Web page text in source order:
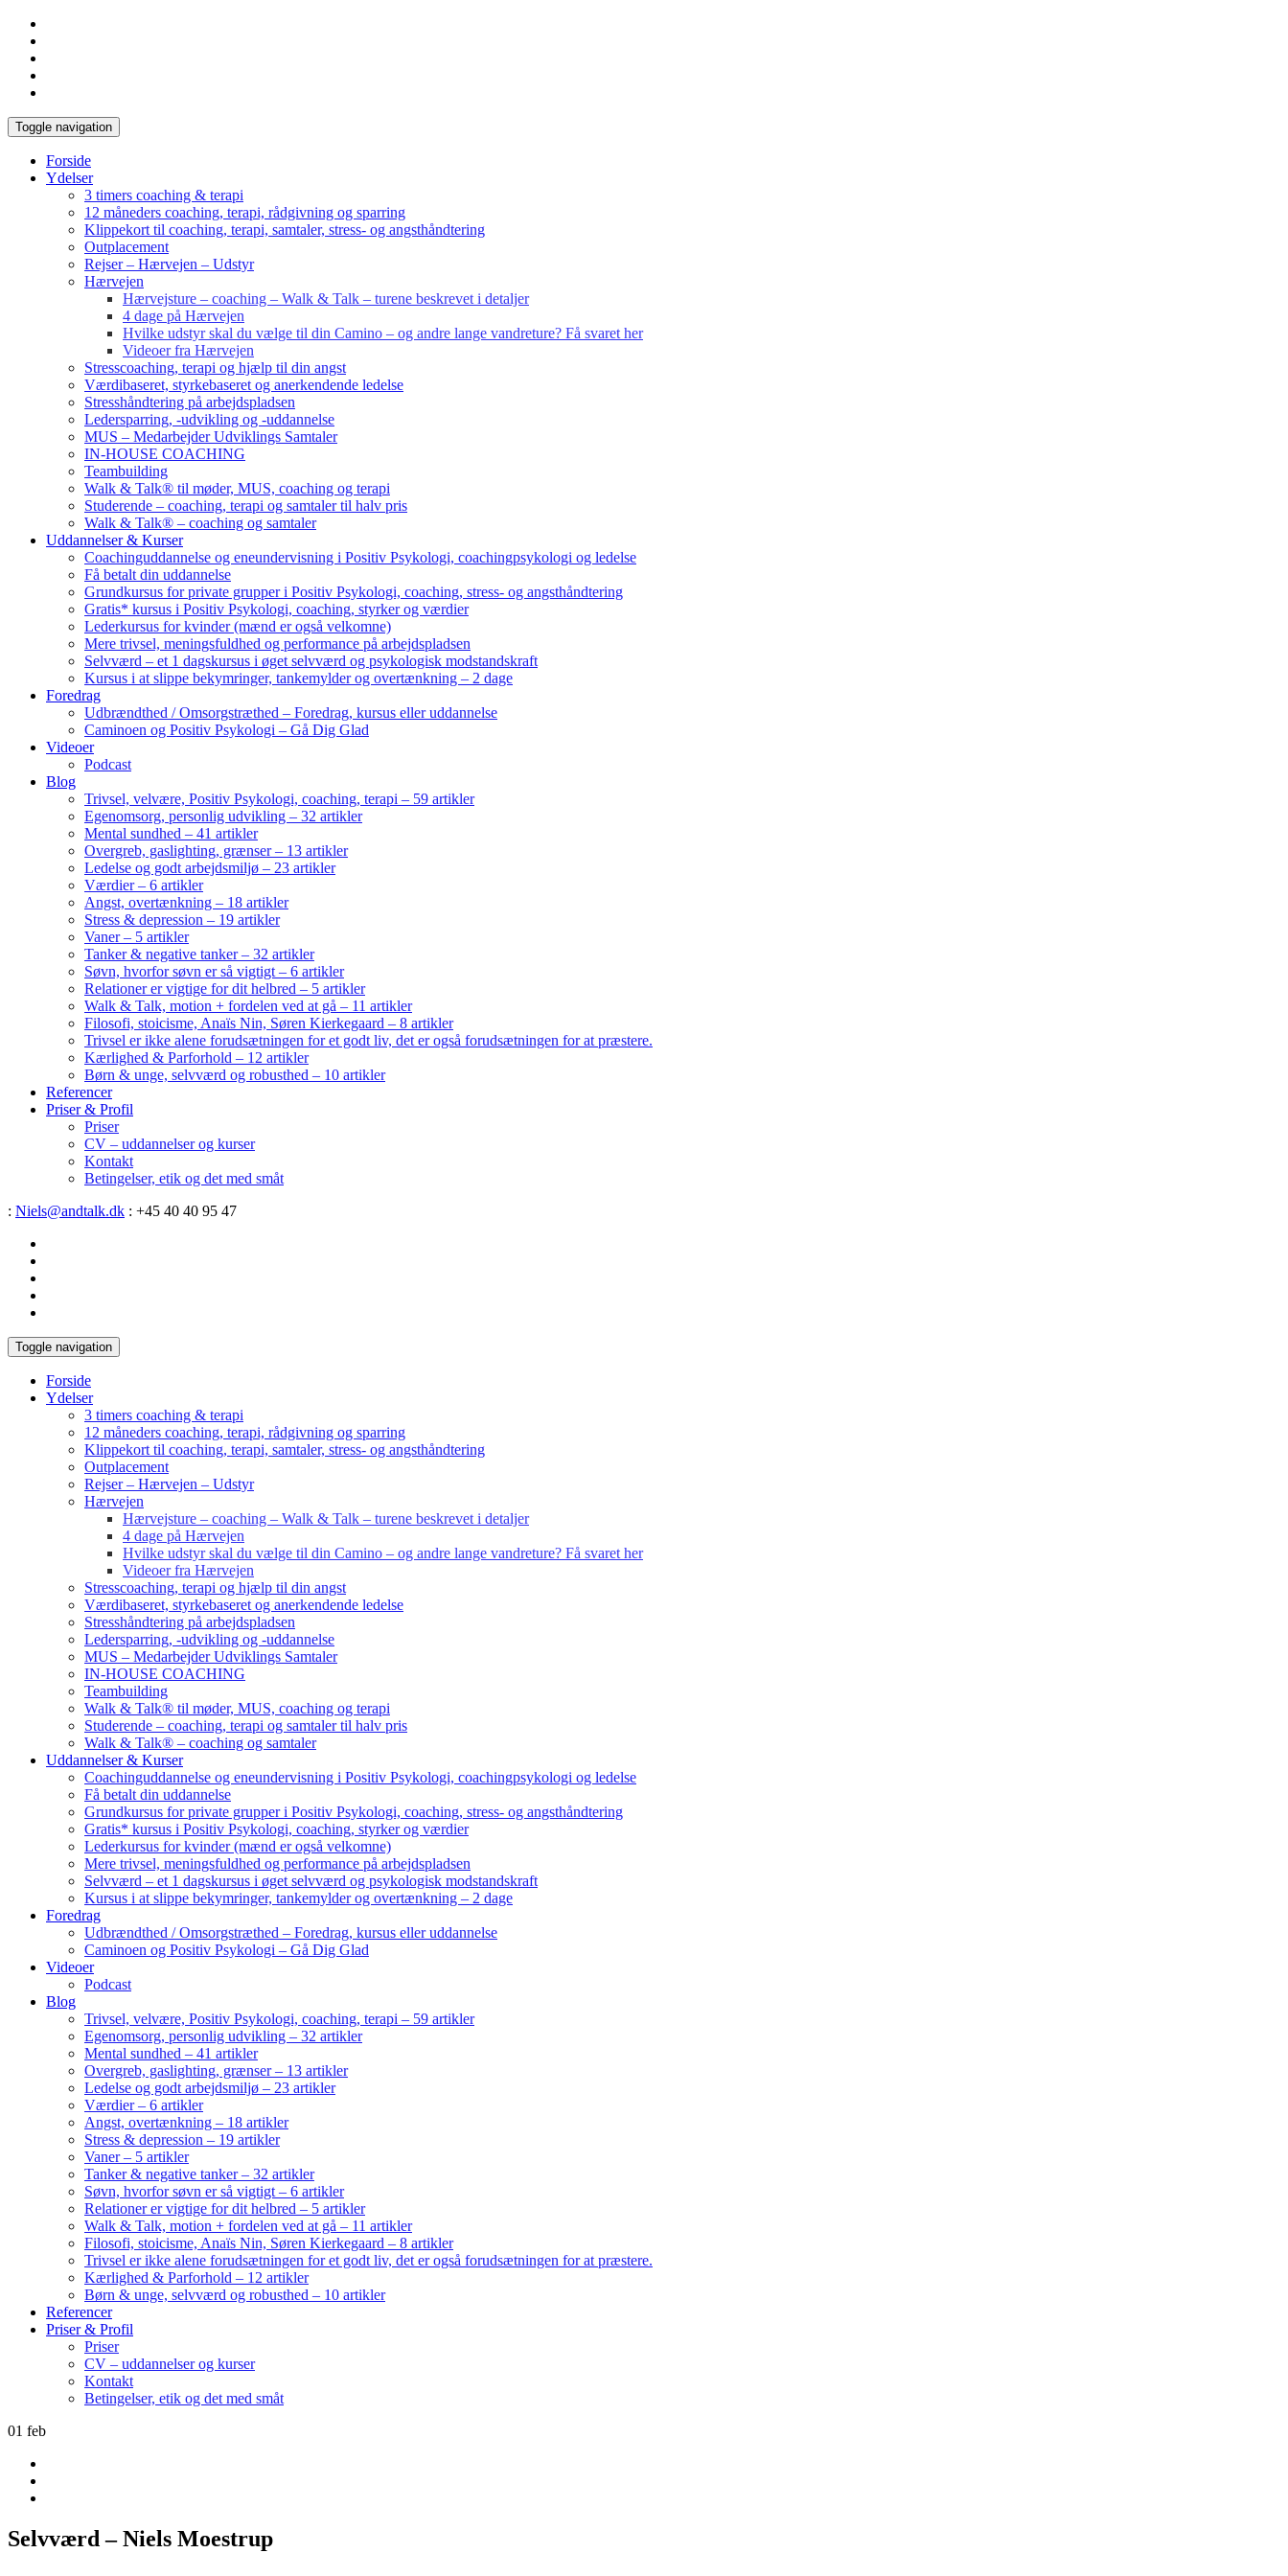
Toggle navigation
Forside
Ydelser
3 timers coaching & terapi
12 måneders coaching, terapi, rådgivning og sparring
Klippekort til coaching, terapi, samtaler, stress- og angsthåndtering
Outplacement
Rejser – Hærvejen – Udstyr
Hærvejen
Hærvejsture – coaching – Walk & Talk – turene beskrevet i detaljer
4 dage på Hærvejen
Hvilke udstyr skal du vælge til din Camino – og andre lange vandreture? Få svaret her
Videoer fra Hærvejen
Stresscoaching, terapi og hjælp til din angst
Værdibaseret, styrkebaseret og anerkendende ledelse
Stresshåndtering på arbejdspladsen
Ledersparring, -udvikling og -uddannelse
MUS – Medarbejder Udviklings Samtaler
IN-HOUSE COACHING
Teambuilding
Walk & Talk® til møder, MUS, coaching og terapi
Studerende – coaching, terapi og samtaler til halv pris
Walk & Talk® – coaching og samtaler
Uddannelser & Kurser
Coachinguddannelse og eneundervisning i Positiv Psykologi, coachingpsykologi og ledelse
Få betalt din uddannelse
Grundkursus for private grupper i Positiv Psykologi, coaching, stress- og angsthåndtering
Gratis* kursus i Positiv Psykologi, coaching, styrker og værdier
Lederkursus for kvinder (mænd er også velkomne)
Mere trivsel, meningsfuldhed og performance på arbejdspladsen
Selvværd – et 1 dagskursus i øget selvværd og psykologisk modstandskraft
Kursus i at slippe bekymringer, tankemylder og overtænkning – 2 dage
Foredrag
Udbrændthed / Omsorgstræthed – Foredrag, kursus eller uddannelse
Caminoen og Positiv Psykologi – Gå Dig Glad
Videoer
Podcast
Blog
Trivsel, velvære, Positiv Psykologi, coaching, terapi – 59 artikler
Egenomsorg, personlig udvikling – 32 artikler
Mental sundhed – 41 artikler
Overgreb, gaslighting, grænser – 13 artikler
Ledelse og godt arbejdsmiljø – 23 artikler
Værdier – 6 artikler
Angst, overtænkning – 18 artikler
Stress & depression – 19 artikler
Vaner – 5 artikler
Tanker & negative tanker – 32 artikler
Søvn, hvorfor søvn er så vigtigt – 6 artikler
Relationer er vigtige for dit helbred – 5 artikler
Walk & Talk, motion + fordelen ved at gå – 11 artikler
Filosofi, stoicisme, Anaïs Nin, Søren Kierkegaard – 8 artikler
Trivsel er ikke alene forudsætningen for et godt liv, det er også forudsætningen for at præstere.
Kærlighed & Parforhold – 12 artikler
Børn & unge, selvværd og robusthed – 10 artikler
Referencer
Priser & Profil
Priser
CV – uddannelser og kurser
Kontakt
Betingelser, etik og det med småt
: Niels@andtalk.dk : +45 40 40 95 47
Toggle navigation
Forside
Ydelser
3 timers coaching & terapi
12 måneders coaching, terapi, rådgivning og sparring
Klippekort til coaching, terapi, samtaler, stress- og angsthåndtering
Outplacement
Rejser – Hærvejen – Udstyr
Hærvejen
Hærvejsture – coaching – Walk & Talk – turene beskrevet i detaljer
4 dage på Hærvejen
Hvilke udstyr skal du vælge til din Camino – og andre lange vandreture? Få svaret her
Videoer fra Hærvejen
Stresscoaching, terapi og hjælp til din angst
Værdibaseret, styrkebaseret og anerkendende ledelse
Stresshåndtering på arbejdspladsen
Ledersparring, -udvikling og -uddannelse
MUS – Medarbejder Udviklings Samtaler
IN-HOUSE COACHING
Teambuilding
Walk & Talk® til møder, MUS, coaching og terapi
Studerende – coaching, terapi og samtaler til halv pris
Walk & Talk® – coaching og samtaler
Uddannelser & Kurser
Coachinguddannelse og eneundervisning i Positiv Psykologi, coachingpsykologi og ledelse
Få betalt din uddannelse
Grundkursus for private grupper i Positiv Psykologi, coaching, stress- og angsthåndtering
Gratis* kursus i Positiv Psykologi, coaching, styrker og værdier
Lederkursus for kvinder (mænd er også velkomne)
Mere trivsel, meningsfuldhed og performance på arbejdspladsen
Selvværd – et 1 dagskursus i øget selvværd og psykologisk modstandskraft
Kursus i at slippe bekymringer, tankemylder og overtænkning – 2 dage
Foredrag
Udbrændthed / Omsorgstræthed – Foredrag, kursus eller uddannelse
Caminoen og Positiv Psykologi – Gå Dig Glad
Videoer
Podcast
Blog
Trivsel, velvære, Positiv Psykologi, coaching, terapi – 59 artikler
Egenomsorg, personlig udvikling – 32 artikler
Mental sundhed – 41 artikler
Overgreb, gaslighting, grænser – 13 artikler
Ledelse og godt arbejdsmiljø – 23 artikler
Værdier – 6 artikler
Angst, overtænkning – 18 artikler
Stress & depression – 19 artikler
Vaner – 5 artikler
Tanker & negative tanker – 32 artikler
Søvn, hvorfor søvn er så vigtigt – 6 artikler
Relationer er vigtige for dit helbred – 5 artikler
Walk & Talk, motion + fordelen ved at gå – 11 artikler
Filosofi, stoicisme, Anaïs Nin, Søren Kierkegaard – 8 artikler
Trivsel er ikke alene forudsætningen for et godt liv, det er også forudsætningen for at præstere.
Kærlighed & Parforhold – 12 artikler
Børn & unge, selvværd og robusthed – 10 artikler
Referencer
Priser & Profil
Priser
CV – uddannelser og kurser
Kontakt
Betingelser, etik og det med småt
01 feb
Selvværd – Niels Moestrup